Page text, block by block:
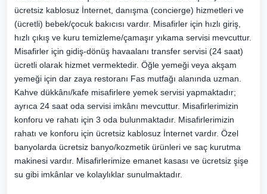
ücretsiz kablosuz İnternet, danışma (concierge) hizmetleri ve
(ücretli) bebek/çocuk bakıcısı vardır. Misafirler için hızlı giriş,
hızlı çıkış ve kuru temizleme/çamaşır yıkama servisi mevcuttur.
Misafirler için gidiş-dönüş havaalanı transfer servisi (24 saat)
ücretli olarak hizmet vermektedir. Öğle yemeği veya akşam
yemeği için dar zaya restoranı Fas mutfağı alanında uzman.
Kahve dükkânı/kafe misafirlere yemek servisi yapmaktadır;
ayrıca 24 saat oda servisi imkânı mevcuttur. Misafirlerimizin
konforu ve rahatı için 3 oda bulunmaktadır. Misafirlerimizin
rahatı ve konforu için ücretsiz kablosuz İnternet vardır. Özel
banyolarda ücretsiz banyo/kozmetik ürünleri ve saç kurutma
makinesi vardır. Misafirlerimize emanet kasası ve ücretsiz şişe
su gibi imkânlar ve kolaylıklar sunulmaktadır.